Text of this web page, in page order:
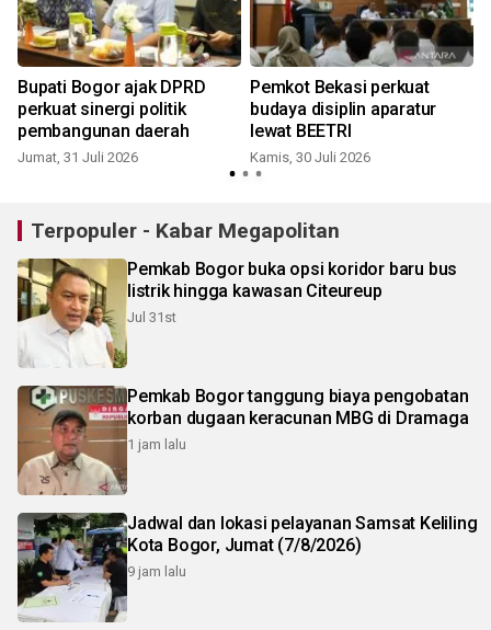
Bupati Bogor ajak DPRD
perkuat sinergi politik
pembangunan daerah
Jumat, 31 Juli 2026
Pemkot Bekasi perkuat
budaya disiplin aparatur
lewat BEETRI
Kamis, 30 Juli 2026
Terpopuler - Kabar Megapolitan
Pemkab Bogor buka opsi koridor baru bus
listrik hingga kawasan Citeureup
Jul 31st
Pemkab Bogor tanggung biaya pengobatan
korban dugaan keracunan MBG di Dramaga
1 jam lalu
Jadwal dan lokasi pelayanan Samsat Keliling
Kota Bogor, Jumat (7/8/2026)
9 jam lalu